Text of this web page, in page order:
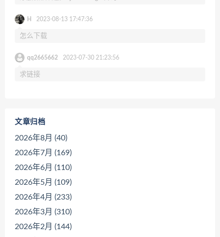
H 2023-08-13 17:47:36
怎么下载
qq2665662 2023-07-30 21:23:56
求链接
文章归档
2026年8月 (40)
2026年7月 (169)
2026年6月 (110)
2026年5月 (109)
2026年4月 (233)
2026年3月 (310)
2026年2月 (144)